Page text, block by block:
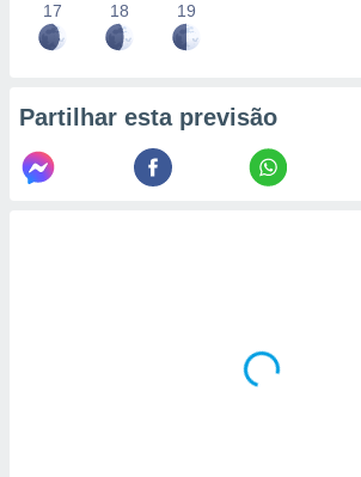
17 18 19
Partilhar esta previsão